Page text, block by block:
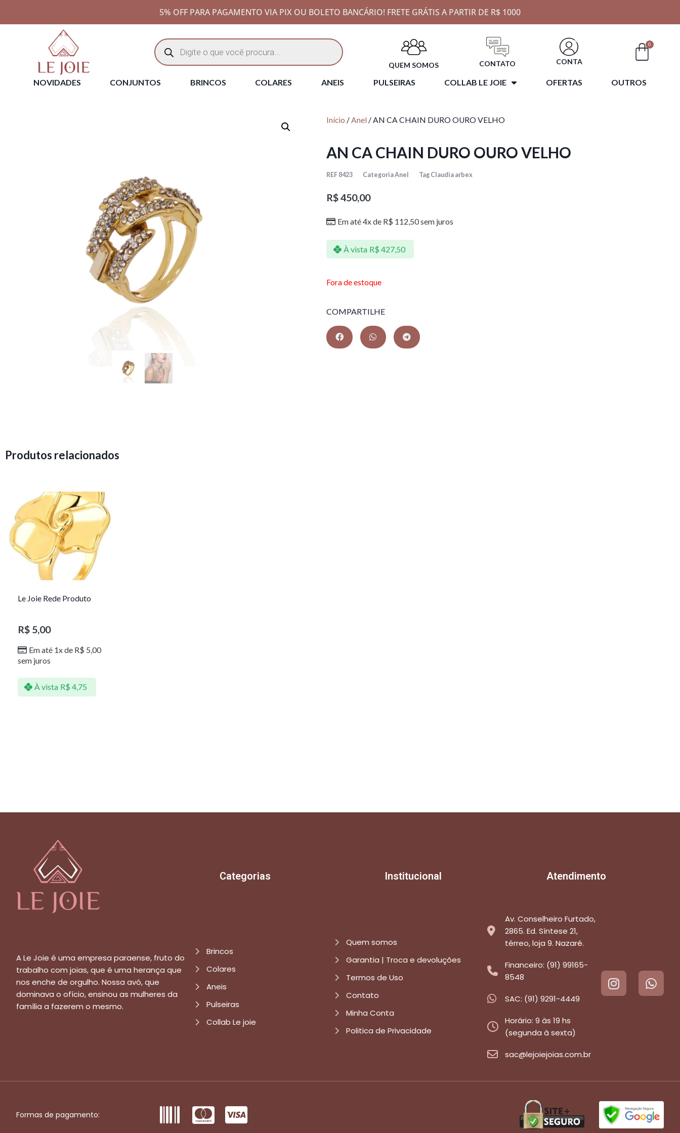
5% OFF PARA PAGAMENTO VIA PIX OU BOLETO BANCÁRIO! FRETE GRÁTIS A PARTIR DE R$ 1000
QUEM SOMOS CONTATO CONTA
0
NOVIDADES CONJUNTOS BRINCOS COLARES ANEIS PULSEIRAS COLLAB LE JOIE OFERTAS OUTROS
Início /Anel / AN CA CHAIN DURO OURO VELHO
AN CA CHAIN DURO OURO VELHO
REF 8423 CategoriaAnel Tag Claudia arbex
R$450,00
Em até 4x de R$ 112,50sem juros
À vista R$ 427,50
Fora de estoque
COMPARTILHE
Produtos relacionados
Le Joie Rede Produto
R$5,00
Em até 1x de R$ 5,00
sem juros
À vista R$ 4,75
Categorias Institucional Atendimento
A Le Joie é uma empresa paraense, fruto do
trabalho com joias, que é uma herança que
nos enche de orgulho. Nossa avó, que
dominava o ofício, ensinou as mulheres da
família a fazerem o mesmo.
Brincos
Colares
Aneis
Pulseiras
Collab Le joie
Quem somos
Garantia | Troca e devoluções
Termos de Uso
Contato
Minha Conta
Politica de Privacidade
Av. Conselheiro Furtado,
2865. Ed. Síntese 21,
térreo, loja 9. Nazaré.
Financeiro: (91) 99165-
8548
SAC: (91) 9291-4449
Horário: 9 às 19 hs
(segunda à sexta)
sac@lejoiejoias.com.br
Formas de pagamento: